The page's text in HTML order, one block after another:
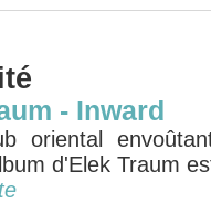
- Inward
oriental
d'Elek Traum